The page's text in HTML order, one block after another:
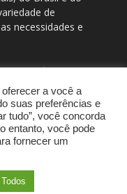
de
necessidades e
/
a você a
suas preferências e
tudo”, você concorda
entanto, você pode
fornecer um